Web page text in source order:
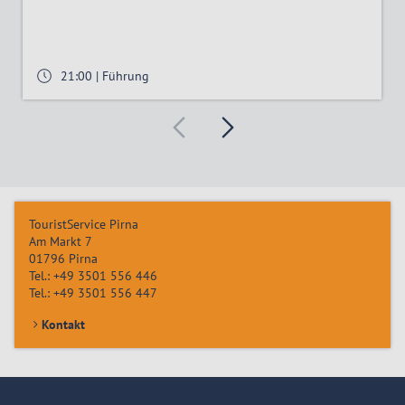
21:00 | Führung
TouristService Pirna
Am Markt 7
01796 Pirna
Tel.: +49 3501 556 446
Tel.: +49 3501 556 447
Kontakt